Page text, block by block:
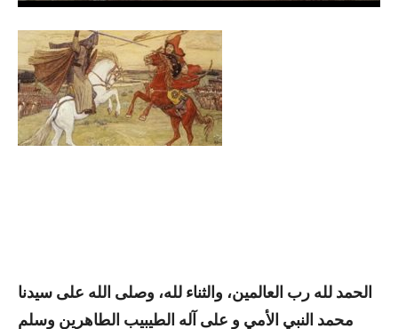
الحمد لله رب العالمين، والثناء لله، وصلى الله على سيدنا
محمد النبي الأمي و على آله الطيبيب الطاهرين وسلم